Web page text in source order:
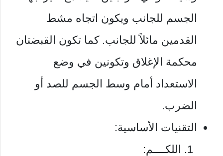
الجسم للجانب ويكون اتجاه مشط
القدمين مائلاً للجانب. كما تكون القبضتان
محكمة الإغلاق وتكونين في وضع
الاستعداد أمام وسط الجسم للصد أو
الضرب.
التقنيات الأساسية:
اللكــــم: